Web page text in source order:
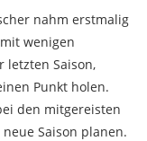
nahm erstmalig
wenigen
letzten Saison,
Punkt holen.
den mitgereisten
Saison planen.